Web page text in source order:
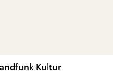
Kultur